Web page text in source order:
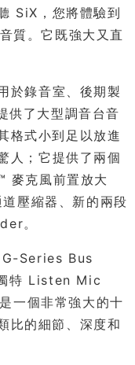
SiX，您將體驗到
質。它既強大又直
於錄音室、後期製
了大型調音台音
格式小到足以放進
人；它提供了兩個
麥克風前置放大
壓縮器、新的兩段
。
G-Series Bus
特 Listen Mic
一個非常強大的十
比的細節、深度和